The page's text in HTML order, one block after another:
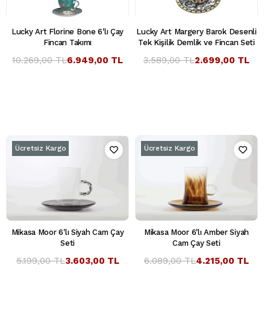
Lucky Art Florine Bone 6'lı Çay
Fincan Takımı
6.949,00 TL
10.269,00 TL
Lucky Art Margery Barok Desenli
Tek Kişilik Demlik ve Fincan Seti
2.699,00 TL
3.589,00 TL
Mikasa Moor 6'lı Siyah Cam Çay
Seti
3.603,00 TL
5.199,00 TL
Ücretsiz Kargo
Mikasa Moor 6'lı Amber Siyah
Cam Çay Seti
4.215,00 TL
6.089,00 TL
Ücretsiz Kargo